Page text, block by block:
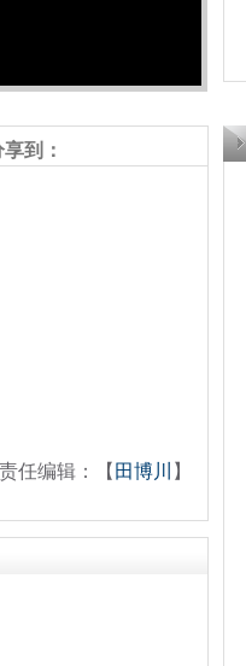
到：
责任编辑：【 田博川 】